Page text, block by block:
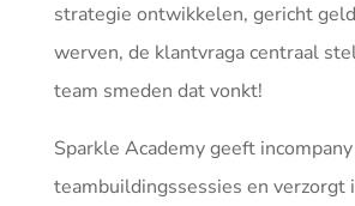
strategie ontwikkelen, gericht
werven, de klantvraga centraal
team smeden dat vonkt!
Sparkle Academy geeft
teambuildingssessies en verzorgt